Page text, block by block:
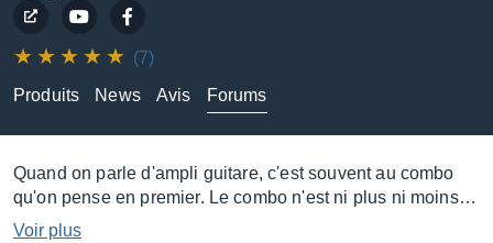
(7)
Produits
News Avis Forums
Quand on parle d'ampli guitare, c'est souvent au combo
qu'on pense en premier. Le combo n'est ni plus ni moins
que la combinaison au sein d'un même appareil d'un
Voir plus